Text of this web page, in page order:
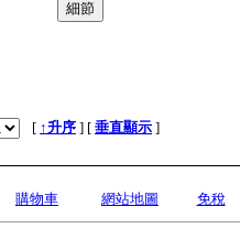
[ ↑升序 ] [ 垂直顯示 ]
購物車 網站地圖 免稅